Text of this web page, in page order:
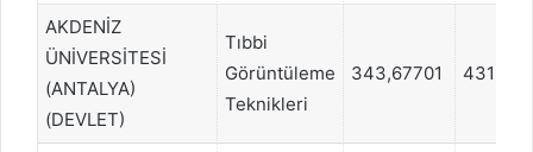
AKDENİZ
ÜNİVERSİTESİ
(ANTALYA)
(DEVLET)
Tıbbi
Görüntüleme
Teknikleri
343,67701 431342